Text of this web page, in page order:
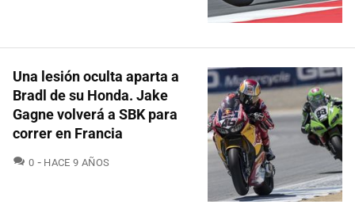
Una lesión oculta aparta a
Bradl de su Honda. Jake
Gagne volverá a SBK para
correr en Francia
0 COMENTARIOS
HACE 9 AÑOS